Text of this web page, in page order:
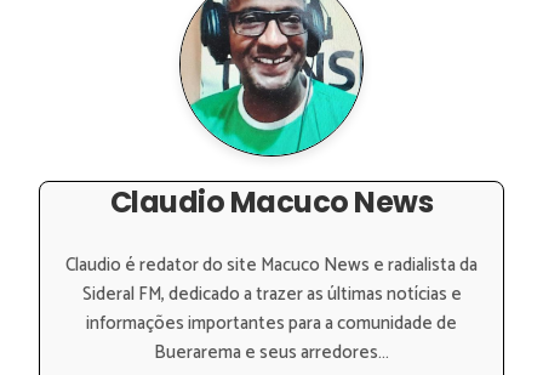
Claudio Macuco News
Claudio é redator do site Macuco News e radialista da
Sideral FM, dedicado a trazer as últimas notícias e
informações importantes para a comunidade de
Buerarema e seus arredores...